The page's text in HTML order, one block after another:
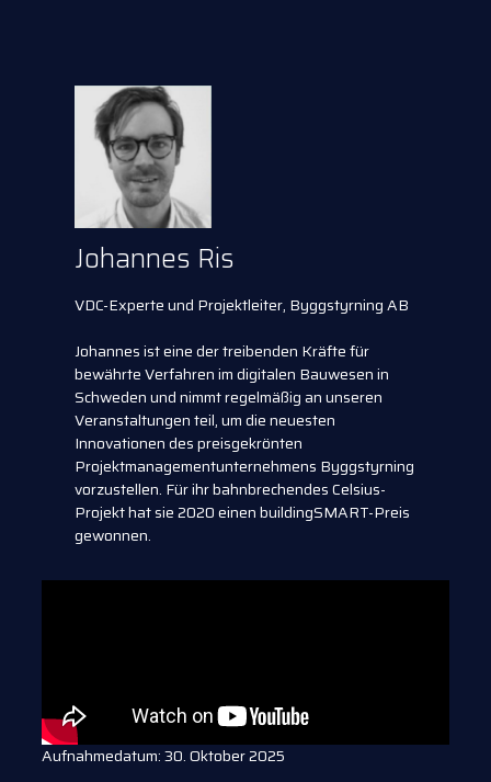
Johannes Ris
VDC-Experte und Projektleiter, Byggstyrning AB
Johannes ist eine der treibenden Kräfte für
bewährte Verfahren im digitalen Bauwesen in
Schweden und nimmt regelmäßig an unseren
Veranstaltungen teil, um die neuesten
Innovationen des preisgekrönten
Projektmanagementunternehmens Byggstyrning
vorzustellen. Für ihr bahnbrechendes Celsius-
Projekt hat sie 2020 einen buildingSMART-Preis
gewonnen.
Aufnahmedatum: 30. Oktober 2025